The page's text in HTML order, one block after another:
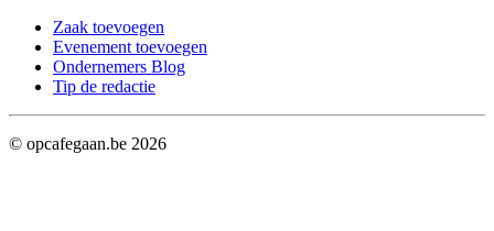
Zaak toevoegen
Evenement toevoegen
Ondernemers Blog
Tip de redactie
© opcafegaan.be 2026